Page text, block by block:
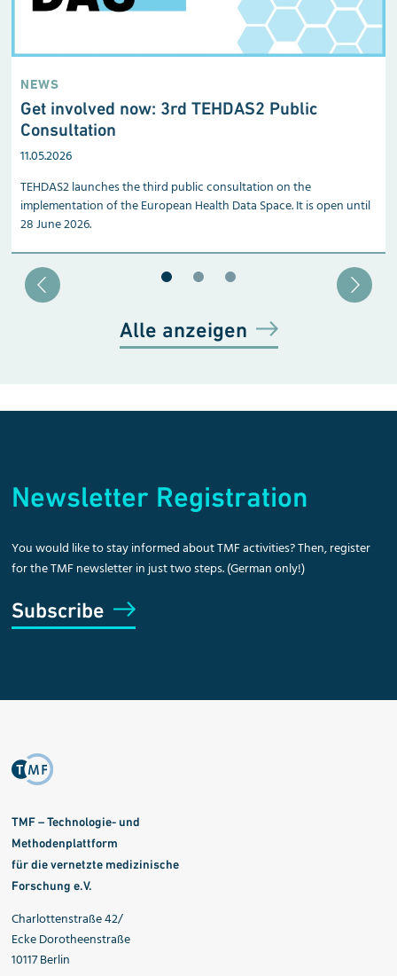
NEWS
Get involved now: 3rd TEHDAS2 Public
Consultation
11.05.2026
TEHDAS2 launches the third public consultation on the
implementation of the European Health Data Space. It is open until
28 June 2026.
Alle anzeigen
Newsletter Registration
You would like to stay informed about TMF activities? Then, register
for the TMF newsletter in just two steps. (German only!)
Subscribe
TMF – Technologie- und
Methodenplattform
für die vernetzte medizinische
Forschung e.V.
Charlottenstraße 42/
Ecke Dorotheenstraße
10117 Berlin